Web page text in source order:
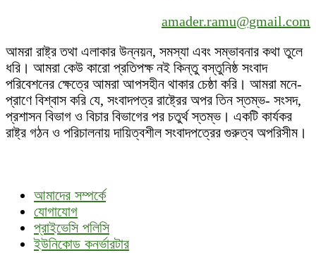
amader.ramu@gmail.com
আমরা রাষ্ট্র তথা এলাকার উন্নয়ন, সমস্যা এবং সম্ভাবনার কথা তুলে
ধরি। আমরা কেউ কারো প্রতিপক্ষ নই কিন্তু বস্তুনিষ্ঠ সংবাদ
পরিবেশনের ক্ষেত্রে আমরা আপসহীন থাকার চেষ্ঠা করি। আমরা মনে-
প্রাণে বিশ্বাস করি যে, সংবাদপত্র রাষ্ট্রের অপর তিন স্তম্ভ- সংসদ,
প্রশাসন বিভাগ ও বিচার বিভাগের পর চতুর্থ স্তম্ভ। একটি কার্যকর
রাষ্ট্র গঠন ও পরিচালনায় দায়িত্বশীল সংবাদপত্রের গুরুত্ব অপরিসীম।
আমাদের সম্পর্কে
যোগাযোগ
প্রাইভেসি পলিসি
ইউনিকোড কনর্ভারটার